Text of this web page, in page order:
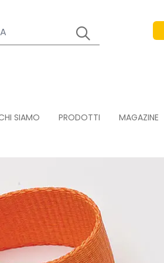
SIAMO PRODOTTI MAGAZINE